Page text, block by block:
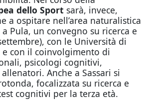
dello Sport sarà, invece,
a ospitare nell’area naturalistica
Pula, un convegno su ricerca e
con le Università di
e con il coinvolgimento di
psicologi cognitivi,
Anche a Sassari si
focalizzata su ricerca e
cognitivi per la terza età.